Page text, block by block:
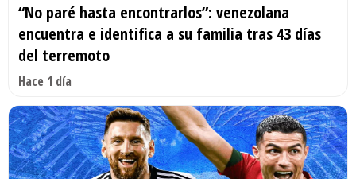
“No paré hasta encontrarlos”: venezolana
encuentra e identifica a su familia tras 43 días
del terremoto
Hace 1 día